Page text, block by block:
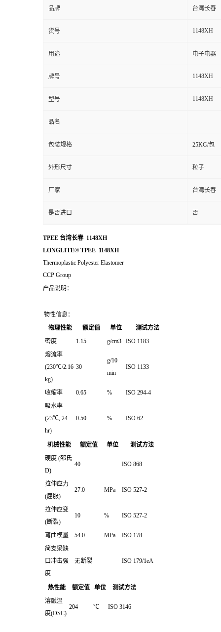
品牌 台湾长春
货号 1148XH
用途 电子电器
牌号 1148XH
型号 1148XH
品名
包装规格 25KG/包
外形尺寸 粒子
厂家 台湾长春
是否进口 否
TPEE 台湾长春 1148XH
LONGLITE® TPEE 1148XH
Thermoplastic Polyester Elastomer
CCP Group
产品说明：
物性信息：
物理性能
额定值 单位
测试方法
密度
1.15 g/cm3
ISO 1183
熔流率
(230℃/2.16
kg)
30
g/10
min
ISO 1133
收缩率 0.65 %
ISO 294-4
吸水率
(23℃, 24
hr)
0.50 % ISO 62
机械性能 额定值 单位
测试方法
硬度 (邵氏
D)
40 ISO 868
拉伸应力
(屈服)
27.0 MPa ISO 527-2
拉伸应变
(断裂)
10 % ISO 527-2
弯曲模量 54.0 MPa
ISO 178
简支梁缺
口冲击强
度
无断裂 ISO 179/1eA
热性能 额定值 单位
测试方法
溶融温
度(DSC)
204 ℃ ISO 3146